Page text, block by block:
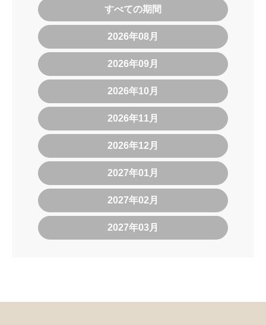
すべての期間
2026年08月
2026年09月
2026年10月
2026年11月
2026年12月
2027年01月
2027年02月
2027年03月